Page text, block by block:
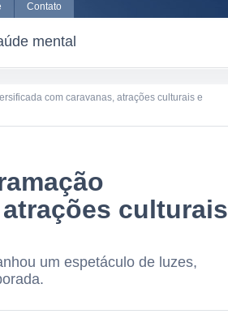
Contato
mental
com caravanas, atrações culturais e
culturais
um espetáculo de luzes,